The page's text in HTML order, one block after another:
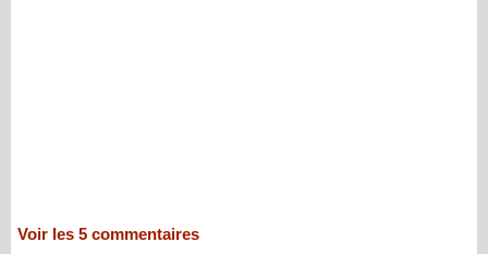
Voir les 5 commentaires